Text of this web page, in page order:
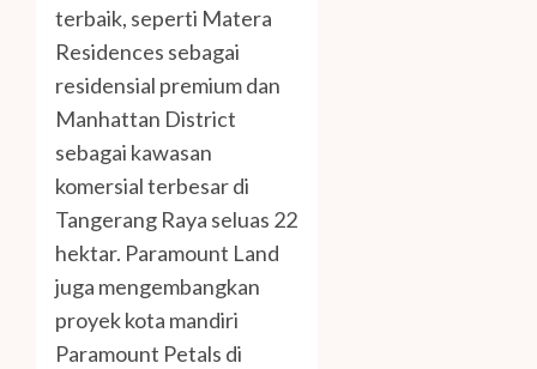
terbaik, seperti Matera
Residences sebagai
residensial premium dan
Manhattan District
sebagai kawasan
komersial terbesar di
Tangerang Raya seluas 22
hektar. Paramount Land
juga mengembangkan
proyek kota mandiri
Paramount Petals di